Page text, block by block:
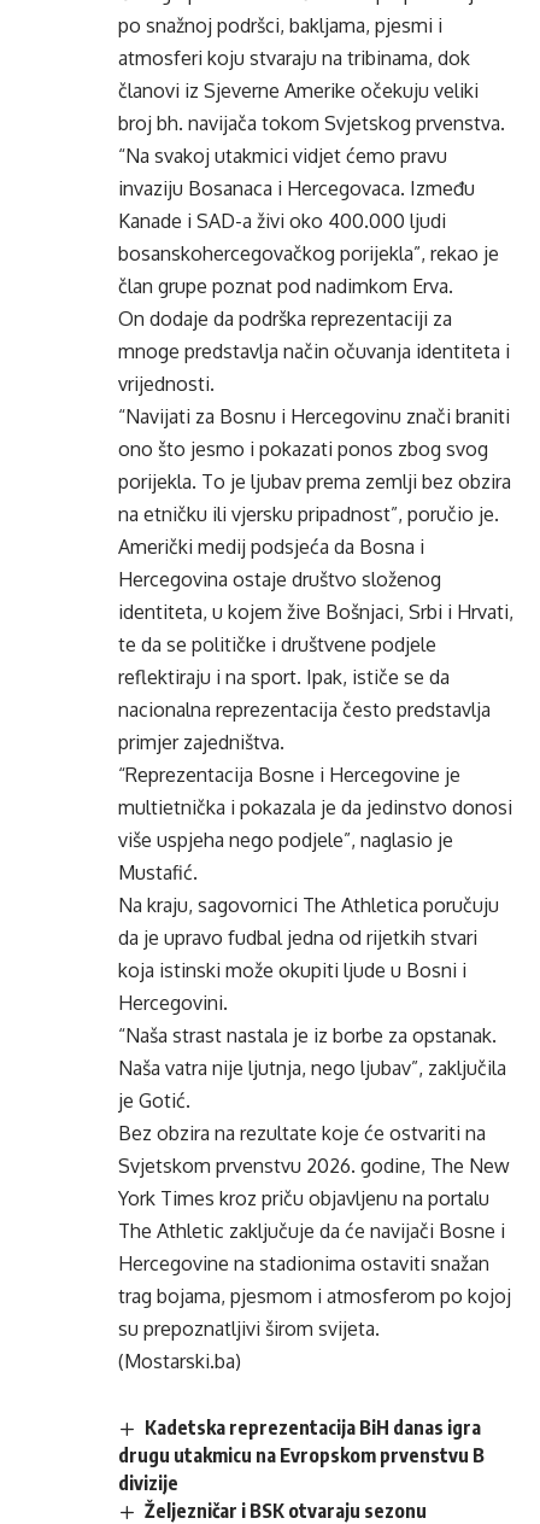
po snažnoj podršci, bakljama, pjesmi i
atmosferi koju stvaraju na tribinama, dok
članovi iz Sjeverne Amerike očekuju veliki
broj bh. navijača tokom Svjetskog prvenstva.
“Na svakoj utakmici vidjet ćemo pravu
invaziju Bosanaca i Hercegovaca. Između
Kanade i SAD-a živi oko 400.000 ljudi
bosanskohercegovačkog porijekla”, rekao je
član grupe poznat pod nadimkom Erva.
On dodaje da podrška reprezentaciji za
mnoge predstavlja način očuvanja identiteta i
vrijednosti.
“Navijati za Bosnu i Hercegovinu znači braniti
ono što jesmo i pokazati ponos zbog svog
porijekla. To je ljubav prema zemlji bez obzira
na etničku ili vjersku pripadnost”, poručio je.
Američki medij podsjeća da Bosna i
Hercegovina ostaje društvo složenog
identiteta, u kojem žive Bošnjaci, Srbi i Hrvati,
te da se političke i društvene podjele
reflektiraju i na sport. Ipak, ističe se da
nacionalna reprezentacija često predstavlja
primjer zajedništva.
“Reprezentacija Bosne i Hercegovine je
multietnička i pokazala je da jedinstvo donosi
više uspjeha nego podjele”, naglasio je
Mustafić.
Na kraju, sagovornici The Athletica poručuju
da je upravo fudbal jedna od rijetkih stvari
koja istinski može okupiti ljude u Bosni i
Hercegovini.
“Naša strast nastala je iz borbe za opstanak.
Naša vatra nije ljutnja, nego ljubav”, zaključila
je Gotić.
Bez obzira na rezultate koje će ostvariti na
Svjetskom prvenstvu 2026. godine, The New
York Times kroz priču objavljenu na portalu
The Athletic zaključuje da će navijači Bosne i
Hercegovine na stadionima ostaviti snažan
trag bojama, pjesmom i atmosferom po kojoj
su prepoznatljivi širom svijeta.
(Mostarski.ba)
Kadetska reprezentacija BiH danas igra
drugu utakmicu na Evropskom prvenstvu B
divizije
Željezničar i BSK otvaraju sezonu